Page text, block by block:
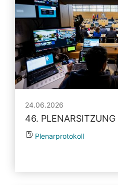
24.06.2026
46. PLENARSITZUNG
Plenarprotokoll